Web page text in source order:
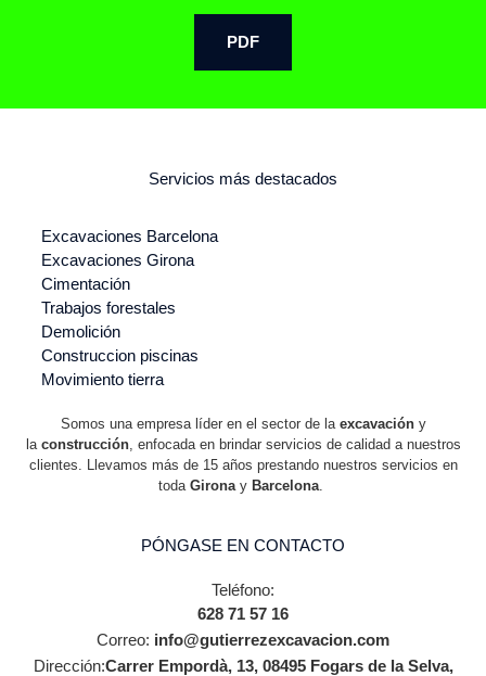
PDF
Servicios más destacados
Excavaciones Barcelona
Excavaciones Girona
Cimentación
Trabajos forestales
Demolición
Construccion piscinas
Movimiento tierra
Somos una empresa líder en el sector de la excavacióny
la construcción, enfocada en brindar servicios de calidad a nuestros
clientes. Llevamos más de 15 años prestando nuestros servicios en
toda Girona y Barcelona
PÓNGASE EN CONTACTO
Teléfono:
628 71 57 16
Correo: info@gutierrezexcavacion.com
Dirección:Carrer Empordà, 13, 08495 Fogars de la Selva,